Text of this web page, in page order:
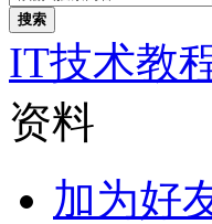
搜索
IT技术教
资料
加为好